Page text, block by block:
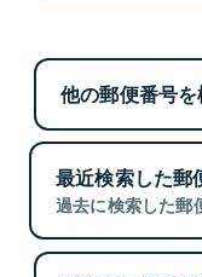
他の郵便番号
最近検索した郵
過去に検索した郵